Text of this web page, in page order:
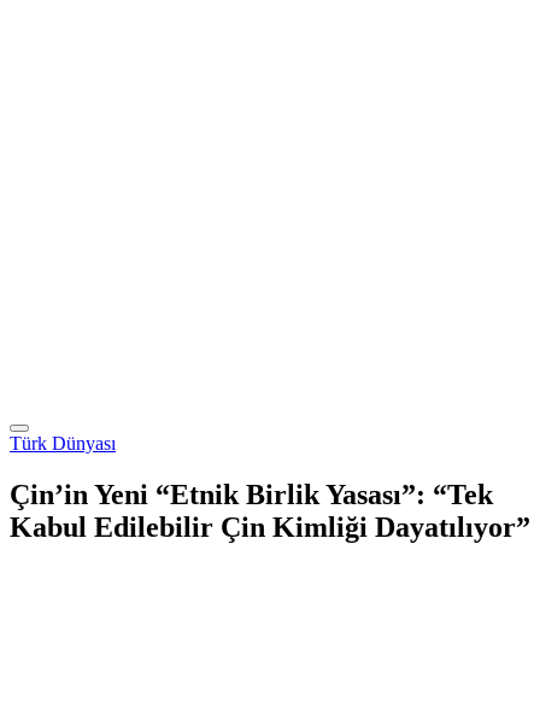
Türk Dünyası
Çin’in Yeni “Etnik Birlik Yasası”: “Tek
Kabul Edilebilir Çin Kimliği Dayatılıyor”